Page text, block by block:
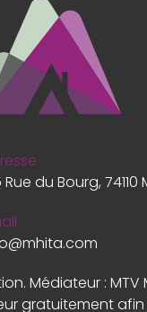
Rue du Bourg, 74110
Médiateur :
gratuitement